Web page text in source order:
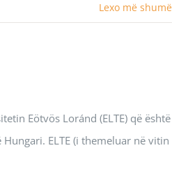
Lexo më shumë
Eötvös Loránd (ELTE) që është
ELTE (i themeluar në vitin